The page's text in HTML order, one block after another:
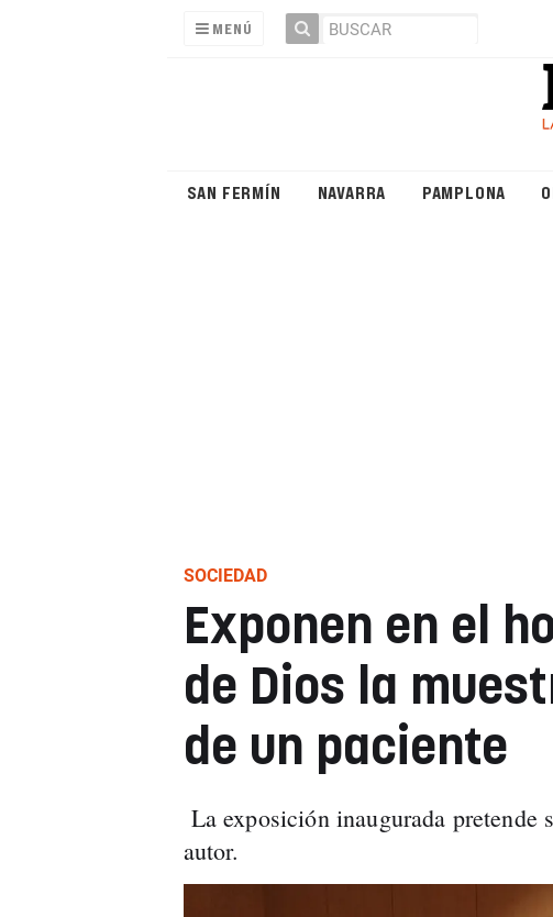
MENÚ
SAN FERMÍN NAVARRA PAMPLONA
SOCIEDAD
Exponen en el
de Dios la
de un paciente
La exposición inaugurada pretende
autor.